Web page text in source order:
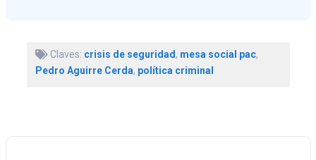
Claves: crisis de seguridad, mesa social pac,
Pedro Aguirre Cerda, política criminal